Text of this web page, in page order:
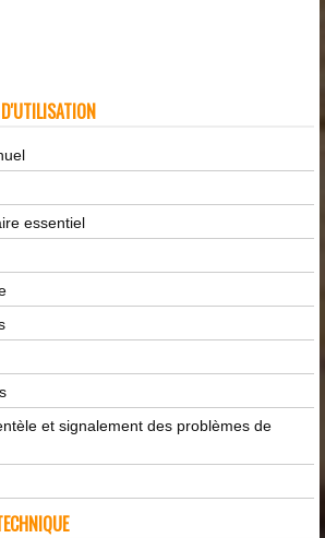
essentiel
et signalement des problèmes de